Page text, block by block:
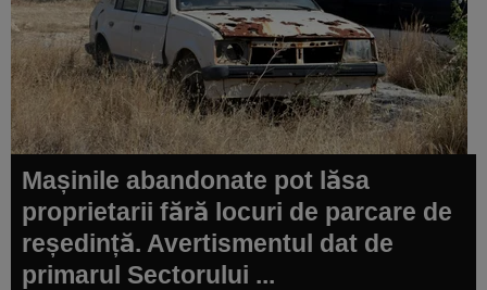
Mașinile abandonate pot lăsa
proprietarii fără locuri de parcare de
reședință. Avertismentul dat de
primarul Sectorului ...